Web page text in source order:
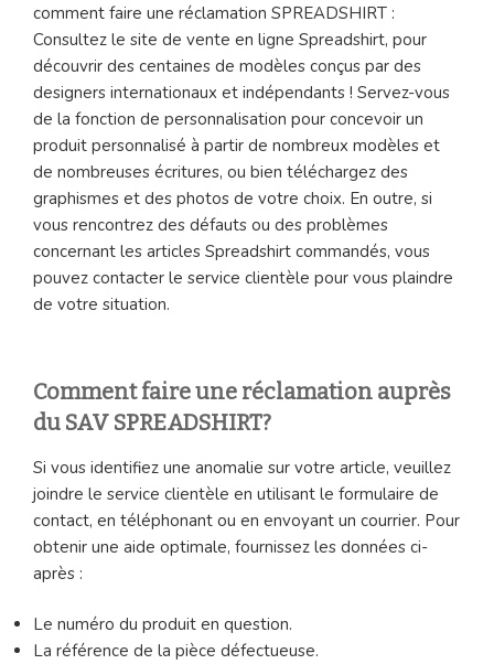
comment faire une réclamation SPREADSHIRT :
Consultez le site de vente en ligne Spreadshirt, pour
découvrir des centaines de modèles conçus par des
designers internationaux et indépendants ! Servez-vous
de la fonction de personnalisation pour concevoir un
produit personnalisé à partir de nombreux modèles et
de nombreuses écritures, ou bien téléchargez des
graphismes et des photos de votre choix. En outre, si
vous rencontrez des défauts ou des problèmes
concernant les articles Spreadshirt commandés, vous
pouvez contacter le service clientèle pour vous plaindre
de votre situation.
Comment faire une réclamation auprès
du SAV SPREADSHIRT?
Si vous identifiez une anomalie sur votre article, veuillez
joindre le service clientèle en utilisant le formulaire de
contact, en téléphonant ou en envoyant un courrier. Pour
obtenir une aide optimale, fournissez les données ci-
après :
Le numéro du produit en question.
La référence de la pièce défectueuse.